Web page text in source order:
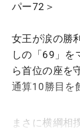
パー72＞
女王が涙の勝
しの「69」を
ら首位の座を
通算10勝目を
まさに横綱相